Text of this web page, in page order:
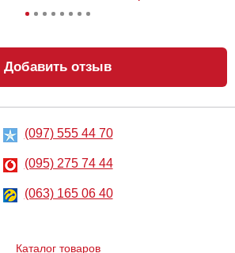
Butt
Анальная
Creations
Smoothy prober
488
Добавить отзыв
(097) 555 44 70
(095) 275 74 44
(063) 165 06 40
Каталог товаров